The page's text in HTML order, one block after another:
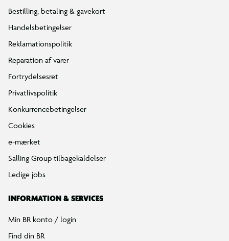
Bestilling, betaling & gavekort
Handelsbetingelser
Reklamationspolitik
Reparation af varer
Fortrydelsesret
Privatlivspolitik
Konkurrencebetingelser
Cookies
e-mærket
Salling Group tilbagekaldelser
Ledige jobs
INFORMATION & SERVICES
Min BR konto / login
Find din BR